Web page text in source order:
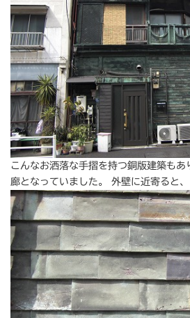
こんなお洒落な手摺を持つ銅版建築も
廊となっていました。 外壁に近寄ると、